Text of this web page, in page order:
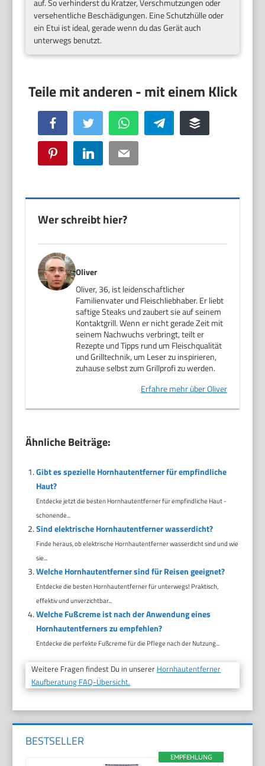
versehentliche Beschädigungen. Eine Schutzhülle oder
ein Etui ist ideal, gerade wenn du das Gerät auch
unterwegs benutzt.
Facebook Twitter WhatsApp Telegram Buffer
Pinterest LinkedIn Email
Wer schreibt hier?
Oliver
Oliver, 36, ist leidenschaftlicher
Familienvater und Fleischliebhaber. Er liebt
saftige Steaks und zaubert sie auf seinem
Kontaktgrill. Wenn er nicht gerade Zeit mit
seinem Nachwuchs verbringt, teilt er
Rezepte und Tipps rund um Fleischqualität
und Grilltechnik, um Leser zu inspirieren,
zuhause selbst zum Grillprofi zu werden.
Erfahre mehr über Oliver
Ähnliche Beiträge:
Gibt es spezielle Hornhautentferner für empfindliche
Haut?
Entdecke jetzt die besten Hornhautentferner für empfindliche Haut -
schonende...
Sind elektrische Hornhautentferner wasserdicht?
Finde heraus, ob elektrische Hornhautentferner wasserdicht sind und wie
sie...
Welche Hornhautentferner sind für Reisen geeignet?
Entdecke die besten Hornhautentferner für unterwegs! Praktisch,
effektiv und unverzichtbar...
Welche Fußcreme ist nach der Anwendung eines
Hornhautentferners zu empfehlen?
Entdecke die perfekte Fußcreme für die Pflege nach der Nutzung...
Weitere Fragen findest Du in unserer Hornhautentferner
Kaufberatung FAQ-Übersicht.
BESTSELLER
EMPFEHLUNG